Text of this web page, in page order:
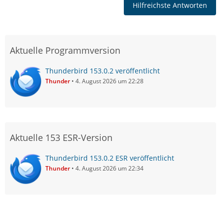
Hilfreichste Antworten
Aktuelle Programmversion
Thunderbird 153.0.2 veröffentlicht
Thunder 4. August 2026 um 22:28
Aktuelle 153 ESR-Version
Thunderbird 153.0.2 ESR veröffentlicht
Thunder 4. August 2026 um 22:34